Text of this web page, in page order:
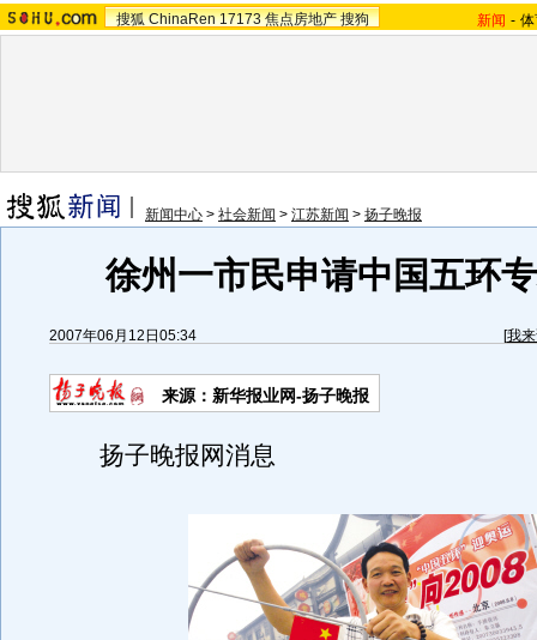
搜狐 ChinaRen 17173 焦点房地产 搜狗 新闻 -
新闻中心 > 社会新闻 > 江苏新闻 > 扬子晚报
徐州一市民申请中国五环
2007年06月12日05:34 [我
来源：新华报业网-扬子晚报
扬子晚报网消息